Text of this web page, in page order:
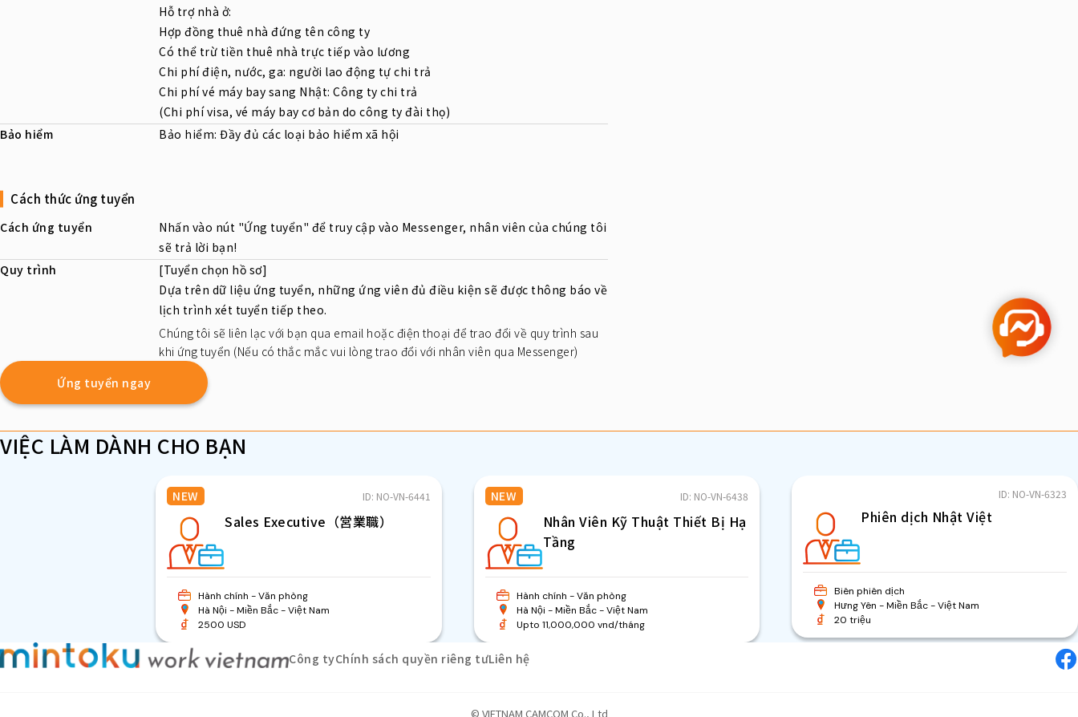
Hỗ trợ nhà ở:
Hợp đồng thuê nhà đứng tên công ty
Có thể trừ tiền thuê nhà trực tiếp vào lương
Chi phí điện, nước, ga: người lao động tự chi trả
Chi phí vé máy bay sang Nhật: Công ty chi trả
(Chi phí visa, vé máy bay cơ bản do công ty đài thọ)
Bảo hiểm
Bảo hiểm: Đầy đủ các loại bảo hiểm xã hội
Cách thức ứng tuyển
Cách ứng tuyển
Nhấn vào nút "Ứng tuyển" để truy cập vào Messenger, nhân viên của chúng tôi
sẽ trả lời bạn!
Quy trình
[Tuyển chọn hồ sơ]
Dựa trên dữ liệu ứng tuyển, những ứng viên đủ điều kiện sẽ được thông báo về
lịch trình xét tuyển tiếp theo.
Chúng tôi sẽ liên lạc với bạn qua email hoặc điện thoại để trao đổi về quy trình sau
khi ứng tuyển (Nếu có thắc mắc vui lòng trao đổi với nhân viên qua Messenger)
Ứng tuyển ngay
VIỆC LÀM DÀNH CHO BẠN
NEW ID: NO-VN-6441
Sales Executive（営業職）
Hành chính - Văn phòng
Hà Nội
Miền Bắc
Việt Nam
2500 USD
NEW ID: NO-VN-6438
Nhân Viên Kỹ Thuật Thiết Bị Hạ
Tầng
Hành chính - Văn phòng
Hà Nội
Miền Bắc
Việt Nam
Upto 11,000,000 vnd/tháng
ID: NO-VN-6323
Phiên dịch Nhật Việt
Biên phiên dịch
Hưng Yên
Miền Bắc
Việt Nam
20 triệu
Công tyChính sách quyền riêng tưLiên hệ
© VIETNAM CAMCOM Co., Ltd